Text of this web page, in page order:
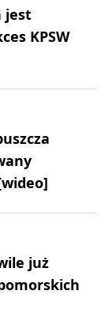
jest
KPSW
już